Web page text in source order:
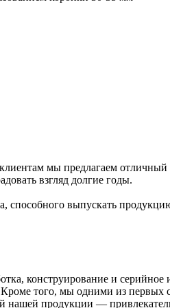
мы предлагаем отличный
взгляд долгие годы.
способного выпускать
конструирование и серийное
того, мы одними из первых
нашей продукции —